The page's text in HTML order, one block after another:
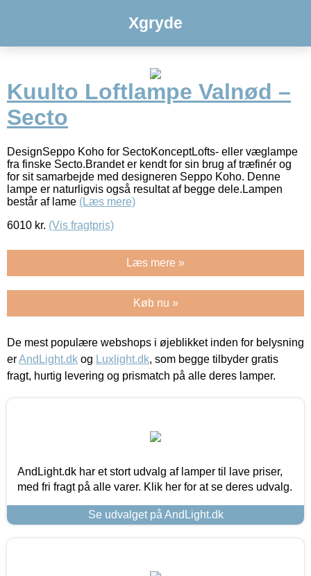
Xgryde
Kuulto Loftlampe Valnød –
Secto
DesignSeppo Koho for SectoKonceptLofts- eller væglampe
fra finske Secto.Brandet er kendt for sin brug af træfinér og
for sit samarbejde med designeren Seppo Koho. Denne
lampe er naturligvis også resultat af begge dele.Lampen
består af lame (Læs mere)
6010 kr. (Vis fragtpris)
Læs mere »
Køb nu »
De mest populære webshops i øjeblikket inden for belysning
erAndLight.dk og Luxlight.dk, som begge tilbyder gratis
fragt, hurtig levering og prismatch på alle deres lamper.
AndLight.dk har et stort udvalg af lamper til lave priser,
med fri fragt på alle varer. Klik her for at se deres udvalg.
Se udvalget på AndLight.dk